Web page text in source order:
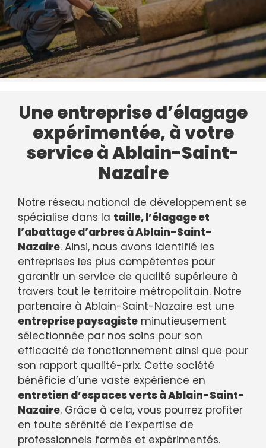
Une entreprise d’élagage
expérimentée, à votre
service à Ablain-Saint-
Nazaire
Notre réseau national de développement se
spécialise dans la taille, l’élagage et
l’abattage d’arbres à Ablain-Saint-
Nazaire. Ainsi, nous avons identifié les
entreprises les plus compétentes pour
garantir un service de qualité supérieure à
travers tout le territoire métropolitain. Notre
partenaire à Ablain-Saint-Nazaire est une
entreprise paysagiste minutieusement
sélectionnée par nos soins pour son
efficacité de fonctionnement ainsi que pour
son rapport qualité-prix. Cette société
bénéficie d’une vaste expérience en
entretien d’espaces verts à Ablain-Saint-
Nazaire. Grâce à cela, vous pourrez profiter
en toute sérénité de l’expertise de
professionnels formés et expérimentés.